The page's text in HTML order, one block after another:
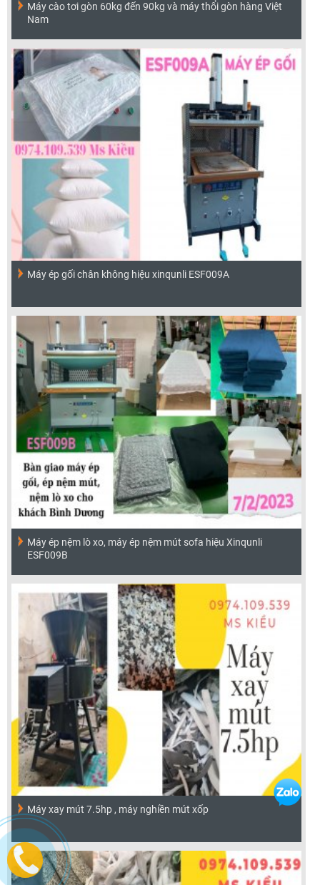
Máy cào tơi gòn 60kg đến 90kg và máy thổi gòn hàng Việt
Nam
Máy ép gối chân không hiệu xinqunli ESF009A
Máy ép nệm lò xo, máy ép nệm mút sofa hiệu Xinqunli
ESF009B
Máy xay mút 7.5hp , máy nghiền mút xốp